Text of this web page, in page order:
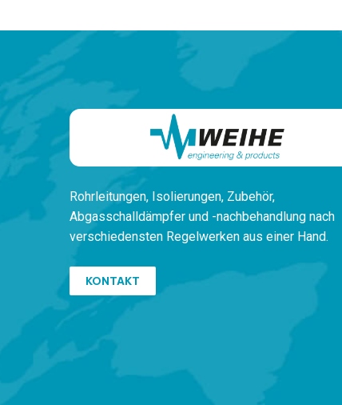
Rohrleitungen, Isolierungen, Zubehör,
Abgasschalldämpfer und -nachbehandlung nach
verschiedensten Regelwerken aus einer Hand.
KONTAKT